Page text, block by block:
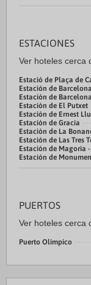
ESTACIONES
Ver hoteles cerca
Estació de Plaça de
Estación de
Estación de
Estación de El Putxet
Estación de Ernest
Estación de Gracia
Estación de La
Estación de Las Tres
Estación de Magoria
Estación de
PUERTOS
Ver hoteles cerca
Puerto Olímpico